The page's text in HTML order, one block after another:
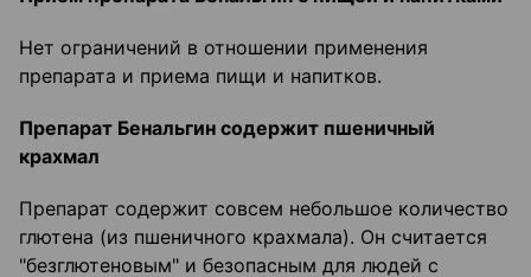
Нет ограничений в отношении применения
препарата и приема пищи и напитков.
Препарат Бенальгин содержит пшеничный
крахмал
Препарат содержит совсем небольшое количество
глютена (из пшеничного крахмала). Он считается
"безглютеновым" и безопасным для людей с